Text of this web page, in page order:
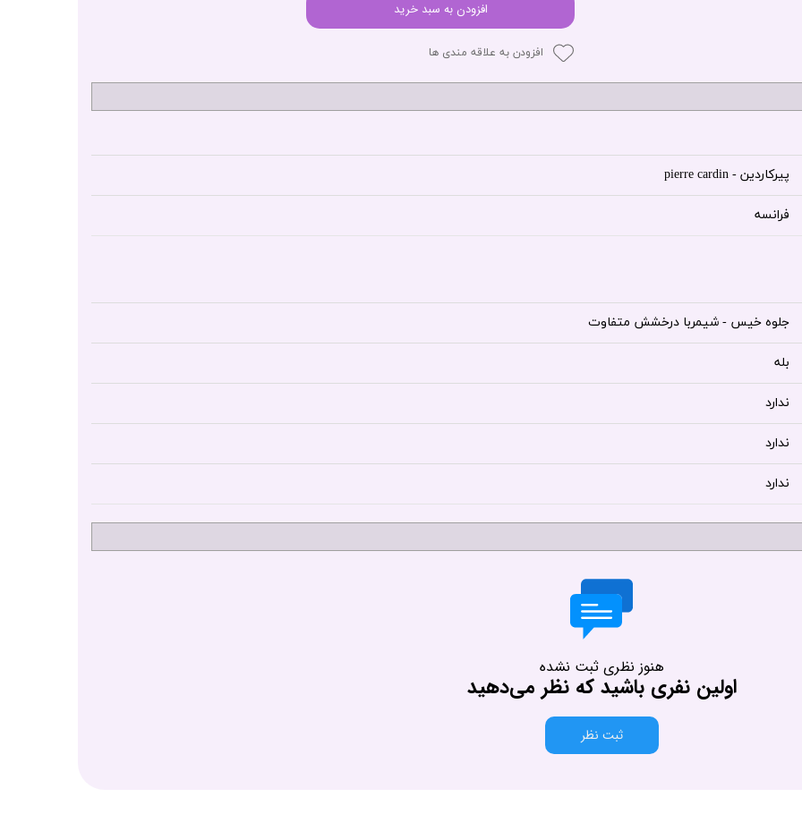
افزودن به سبد خرید
افزودن به علاقه مندی ها
پیرکاردین - pierre cardin
فرانسه
جلوه خیس - شیمربا درخشش متفاوت
بله
ندارد
ندارد
ندارد
هنوز نظری ثبت نشده
اولین نفری باشید که نظر می‌دهید
ثبت نظر